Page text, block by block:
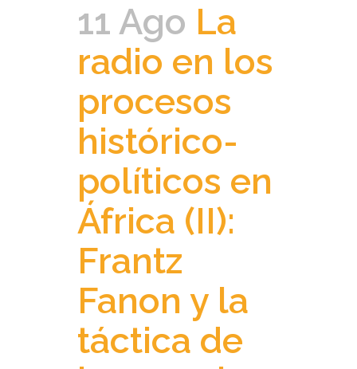
11 Ago La
radio en los
procesos
histórico-
políticos en
África (II):
Frantz
Fanon y la
táctica de